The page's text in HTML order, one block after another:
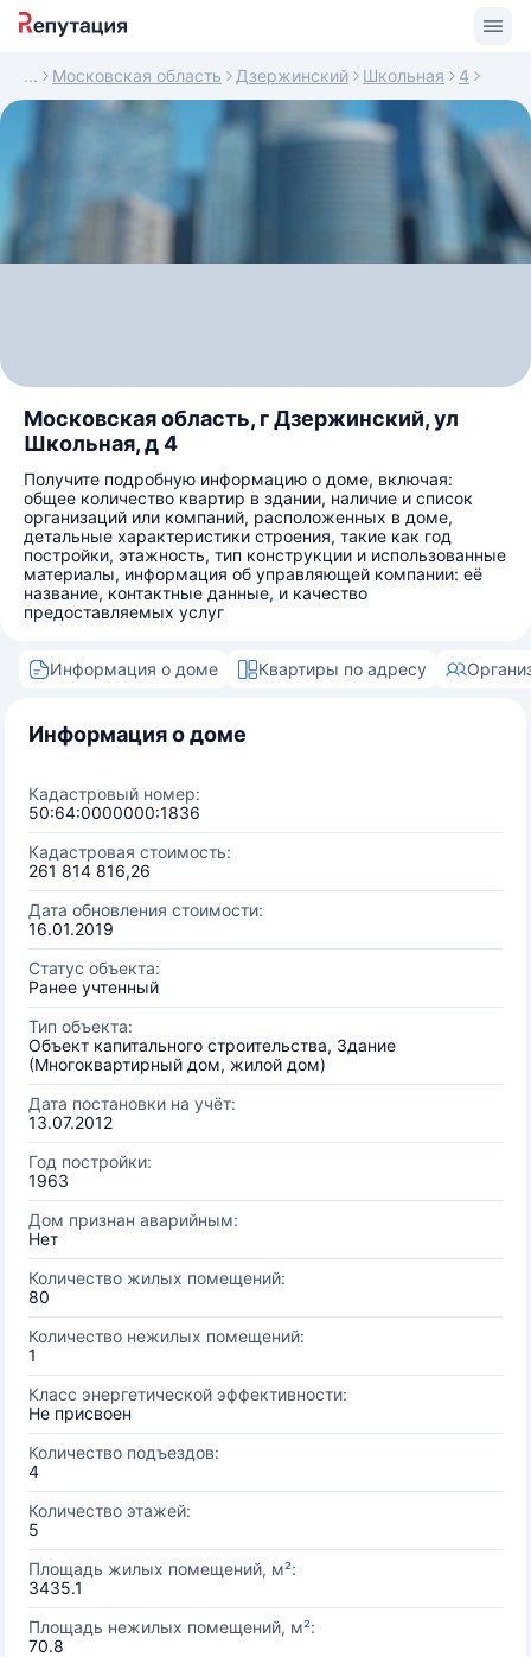
Московская область Дзержинский Школьная 4
Московская область, г Дзержинский, ул
Школьная, д 4
Получите подробную информацию о доме, включая:
общее количество квартир в здании, наличие и список
организаций или компаний, расположенных в доме,
детальные характеристики строения, такие как год
постройки, этажность, тип конструкции и использованные
материалы, информация об управляющей компании: её
название, контактные данные, и качество
предоставляемых услуг
Информация о доме Квартиры по адресу
Информация о доме
Кадастровый номер:
50:64:0000000:1836
Кадастровая стоимость:
261 814 816,26
Дата обновления стоимости:
16.01.2019
Статус объекта:
Ранее учтенный
Тип объекта:
Объект капитального строительства, Здание
(Многоквартирный дом, жилой дом)
Дата постановки на учёт:
13.07.2012
Год постройки:
1963
Дом признан аварийным:
Нет
Количество жилых помещений:
80
Количество нежилых помещений:
1
Класс энергетической эффективности:
Не присвоен
Количество подъездов:
4
Количество этажей:
5
Площадь жилых помещений, м²:
3435.1
Площадь нежилых помещений, м²:
70.8